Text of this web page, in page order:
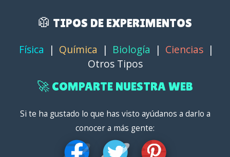
🥼 TIPOS DE EXPERIMENTOS
Física | Química | Biología | Ciencias |
Otros Tipos
🚀 COMPARTE NUESTRA WEB
Si te ha gustado lo que has visto ayúdanos a darlo a
conocer a más gente: